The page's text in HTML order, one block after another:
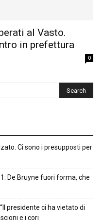
al Vasto.
in prefettura
0
Ci sono i presupposti per
De Bruyne fuori forma, che
presidente ci ha vietato di
e i cori